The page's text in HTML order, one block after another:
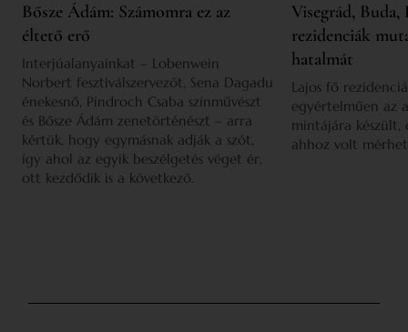
Bősze Ádám: Számomra ez az
éltető erő
Interjúalanyainkat – Lobenwein
Norbert fesztiválszervezőt, Sena Dagadu
énekesnő, Pindroch Csaba színművészt
és Bősze Ádám zenetörténészt – arra
kértük, hogy egymásnak adják a szót,
így ahol az egyik beszélgetés véget ér,
ott kezdődik is a következő.
Visegrád,
rezidenciák
hatalmát
Lajos fő
egyértelműen az
mintájára készült,
ahhoz volt